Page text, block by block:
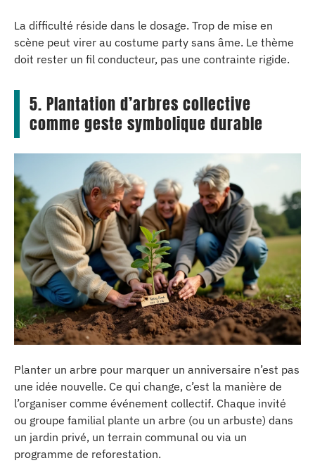
La difficulté réside dans le dosage. Trop de mise en
scène peut virer au costume party sans âme. Le thème
doit rester un fil conducteur, pas une contrainte rigide.
5. Plantation d’arbres collective
comme geste symbolique durable
Planter un arbre pour marquer un anniversaire n’est pas
une idée nouvelle. Ce qui change, c’est la manière de
l’organiser comme événement collectif. Chaque invité
ou groupe familial plante un arbre (ou un arbuste) dans
un jardin privé, un terrain communal ou via un
programme de reforestation.